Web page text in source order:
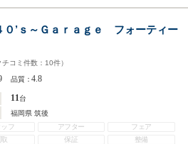
’ｓ～Ｇａｒａｇｅ フォーティー
チコミ件数： 10件）
品質：4.8
11台
福岡県 筑後
ッフ
アフター
フェア
保証
整備